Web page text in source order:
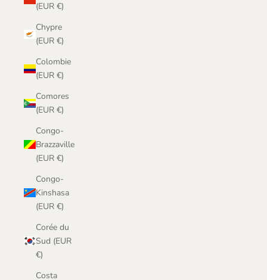
(EUR €)
Chypre
(EUR €)
Colombie
(EUR €)
Comores
(EUR €)
Congo-
Brazzaville
(EUR €)
Congo-
Kinshasa
(EUR €)
Corée du
Sud (EUR
€)
Costa